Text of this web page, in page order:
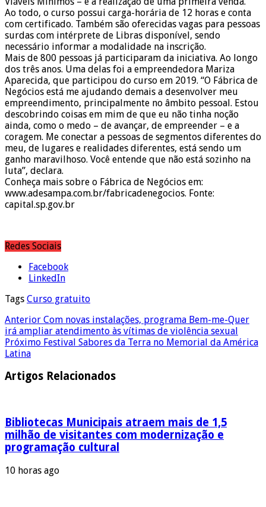
Ao todo, o curso possui carga-horária de 12 horas e conta
com certificado. Também são oferecidas vagas para pessoas
surdas com intérprete de Libras disponível, sendo
necessário informar a modalidade na inscrição.
Mais de 800 pessoas já participaram da iniciativa. Ao longo
dos três anos. Uma delas foi a empreendedora Mariza
Aparecida, que participou do curso em 2019. “O Fábrica de
Negócios está me ajudando demais a desenvolver meu
empreendimento, principalmente no âmbito pessoal. Estou
descobrindo coisas em mim de que eu não tinha noção
ainda, como o medo – de avançar, de empreender – e a
coragem. Me conectar a pessoas de segmentos diferentes do
meu, de lugares e realidades diferentes, está sendo um
ganho maravilhoso. Você entende que não está sozinho na
luta”, declara.
Conheça mais sobre o Fábrica de Negócios em:
www.adesampa.com.br/fabricadenegocios. Fonte:
capital.sp.gov.br
Redes Sociais
Facebook
LinkedIn
Tags Curso gratuito
Anterior Com novas instalações, programa Bem-me-Quer
irá ampliar atendimento às vítimas de violência sexual
Próximo Festival Sabores da Terra no Memorial da América
Latina
Artigos Relacionados
Bibliotecas Municipais atraem mais de 1,5
milhão de visitantes com modernização e
programação cultural
10 horas ago